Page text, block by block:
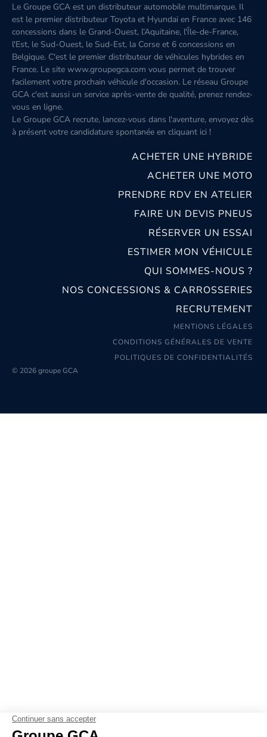
Le Groupe GCA est un distributeur automobile multimarque. Il
est le premier distributeur Toyota et Hyundai en France avec 146
concessions dans le Grand-Ouest, l’Aquitaine, l'Île-de-France,
l'Est, le Sud-Ouest, le Sud-Est, la Corse et 6 concessions en
Belgique. C'est le premier distributeur de véhicules hybrides en
France. Le site www.groupegca.com vous permet de trouver
facilement votre prochain véhicule d'occasion. Le réseau Groupe
GCA c'est aussi un service après-vente de qualité, prenez rendez-
vous en ligne.
Le Groupe GCA recrute, lancez-vous dans l'aventure, envoyez dès
à présent votre candidature spontanée en cliquant ici !
ACHETER UNE HYBRIDE
ACHETER UNE MOTO
PRENDRE RDV EN ATELIER
FAIRE UN DEVIS PNEUS
RÉSERVER UN ESSAI
ESTIMER MON VÉHICULE
QUI SOMMES-NOUS ?
NOS CONCESSIONS & CARROSSERIES
RECRUTEMENT
MENTIONS LÉGALES
CONDITIONS GÉNÉRALES DE VENTE
POLITIQUES DE CONFIDENTIALITÉS
© 2026 groupe GCA